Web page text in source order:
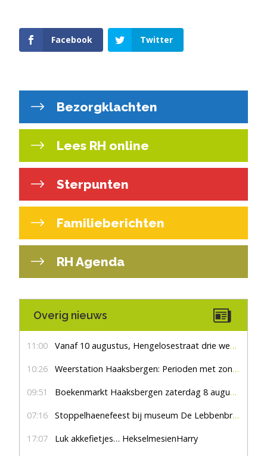
Facebook Twitter
Bezorgklachten
Lees RH online
Sterpunten
Familieberichten
RH Agenda
Overig nieuws
11:00 Vanaf 10 augustus, Hengelosestraat drie weken dicht voor doorgaand verkeer
10:26 Weerstation Haaksbergen: Perioden met zon en droog
09:51 Boekenmarkt Haaksbergen zaterdag 8 augustus, marktplein Haaksbergen
07:16 Stoppelhaenefeest bij museum De Lebbenbrugge
17:07 Luk akkefietjes… HekselmesienHarry